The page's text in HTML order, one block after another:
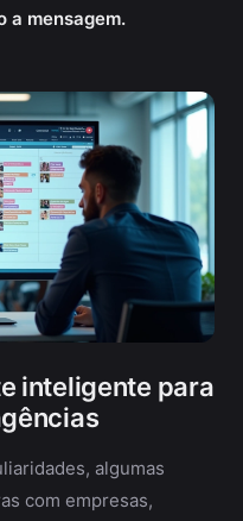
a mensagem.
inteligente para
algumas
com empresas,